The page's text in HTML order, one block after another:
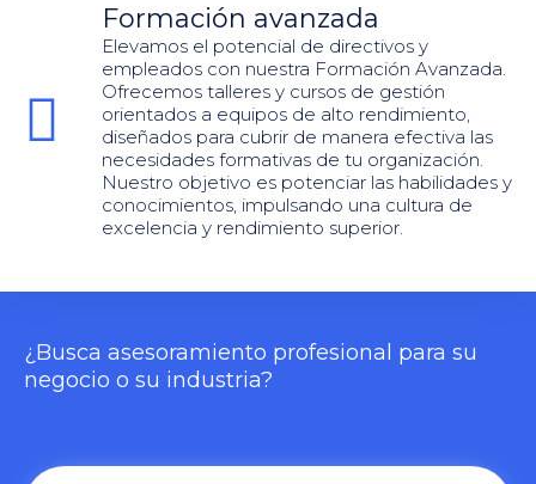
Formación avanzada
Elevamos el potencial de directivos y
empleados con nuestra Formación Avanzada.
Ofrecemos talleres y cursos de gestión
orientados a equipos de alto rendimiento,
diseñados para cubrir de manera efectiva las
necesidades formativas de tu organización.
Nuestro objetivo es potenciar las habilidades y
conocimientos, impulsando una cultura de
excelencia y rendimiento superior.
¿Busca asesoramiento profesional para su
negocio o su industria?